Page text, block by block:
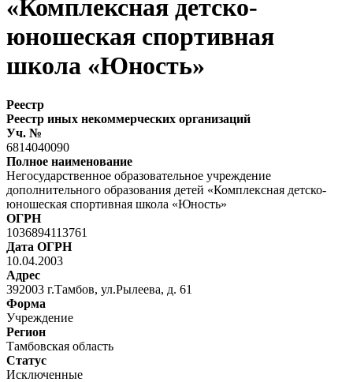
«Комплексная детско-
юношеская спортивная
школа «Юность»
Реестр
Реестр иных некоммерческих организаций
Уч. №
6814040090
Полное наименование
Негосударственное образовательное учреждение
дополнительного образования детей «Комплексная детско-
юношеская спортивная школа «Юность»
ОГРН
1036894113761
Дата ОГРН
10.04.2003
Адрес
392003 г.Тамбов, ул.Рылеева, д. 61
Форма
Учреждение
Регион
Тамбовская область
Статус
Исключенные